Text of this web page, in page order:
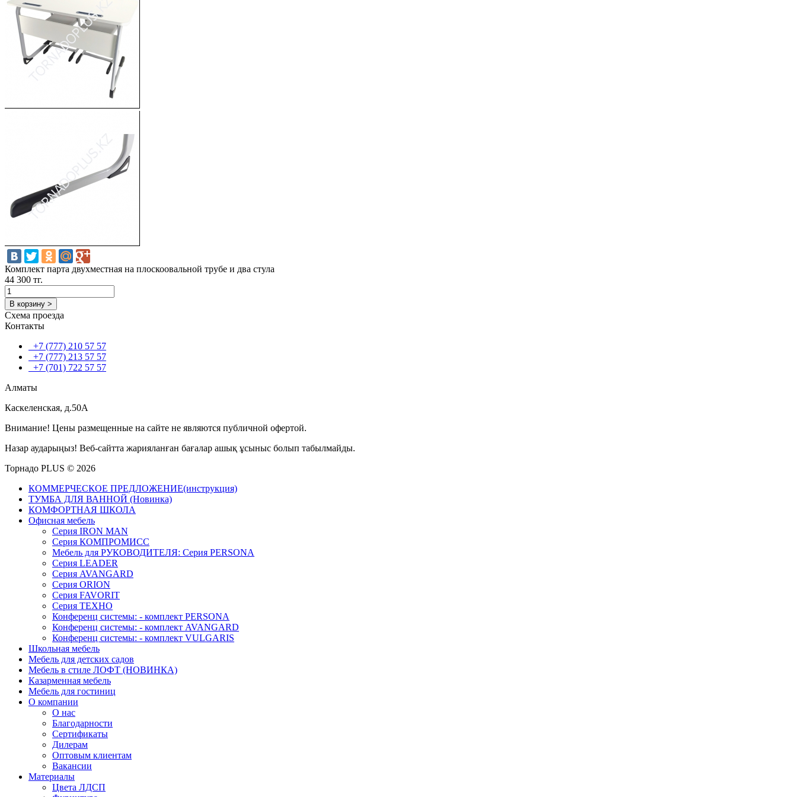
Комплект парта двухместная на плоскоовальной трубе и два стула
44 300 тг.
В корзину >
Схема проезда
Контакты
+7 (777) 210 57 57
+7 (777) 213 57 57
+7 (701) 722 57 57
Алматы
Каскеленская, д.50А
Внимание! Цены размещенные на сайте не являются публичной офертой.
Назар аударыңыз! Веб-сайтта жарияланған бағалар ашық ұсыныс болып табылмайды.
Торнадо PLUS © 2026
КОММЕРЧЕСКОЕ ПРЕДЛОЖЕНИЕ(инструкция)
ТУМБА ДЛЯ ВАННОЙ (Новинка)
КОМФОРТНАЯ ШКОЛА
Офисная мебель
Серия IRON MAN
Серия КОМПРОМИСС
Мебель для РУКОВОДИТЕЛЯ: Серия PERSONA
Серия LEADER
Серия AVANGARD
Серия ORION
Серия FAVORIT
Серия ТЕХНО
Конференц системы: - комплект PERSONA
Конференц системы: - комплект AVANGARD
Конференц системы: - комплект VULGARIS
Школьная мебель
Мебель для детских садов
Мебель в стиле ЛОФТ (НОВИНКА)
Казарменная мебель
Мебель для гостиниц
О компании
О нас
Благодарности
Сертификаты
Дилерам
Оптовым клиентам
Вакансии
Материалы
Цвета ЛДСП